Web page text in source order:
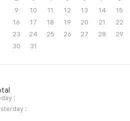
9
10 11 12 13 14
15
16
17 18 19 20 21
22
23
24 25 26 27 28
29
30
31
:
: